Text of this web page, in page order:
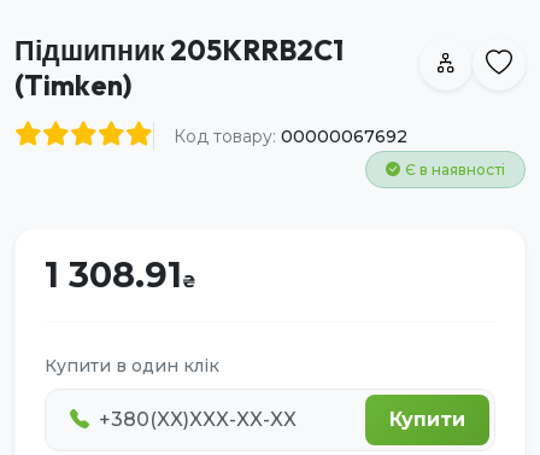
Підшипник 205KRRB2C1
(Timken)
Код товару: 00000067692
Є в наявності
1 308.91
Купити в один клік
Купити